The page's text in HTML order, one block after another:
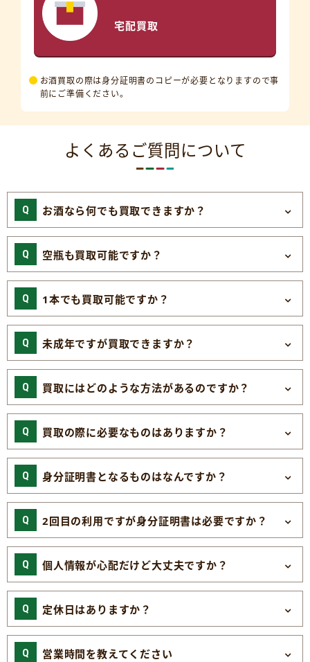
宅配買取
お酒買取の際は身分証明書のコピーが必要となりますので事
前にご準備ください。
よくあるご質問について
お酒なら何でも買取できますか？
空瓶も買取可能ですか？
1本でも買取可能ですか？
未成年ですが買取できますか？
買取にはどのような方法があるのですか？
買取の際に必要なものはありますか？
身分証明書となるものはなんですか？
2回目の利用ですが身分証明書は必要ですか？
個人情報が心配だけど大丈夫ですか？
定休日はありますか？
営業時間を教えてください